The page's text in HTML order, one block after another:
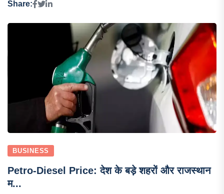
Share:
BUSINESS
Petro-Diesel Price: देश के बड़े शहरों और राजस्थान
म...